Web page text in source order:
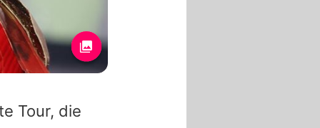
Tour, die